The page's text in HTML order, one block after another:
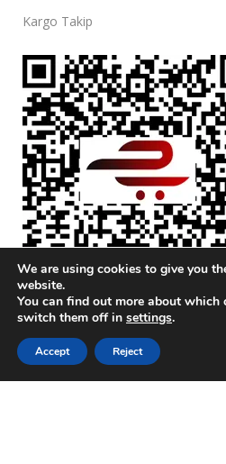
Kargo Takip
We are using cookies to give you
website.
You can find out more about which
switch them off in settings.
Accept Reject
Compare Wishlist